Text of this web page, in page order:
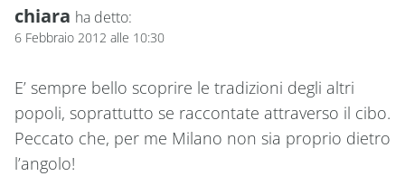
chiara ha detto:
6 Febbraio 2012 alle 10:30
E’ sempre bello scoprire le tradizioni degli altri
popoli, soprattutto se raccontate attraverso il cibo.
Peccato che, per me Milano non sia proprio dietro
l’angolo!